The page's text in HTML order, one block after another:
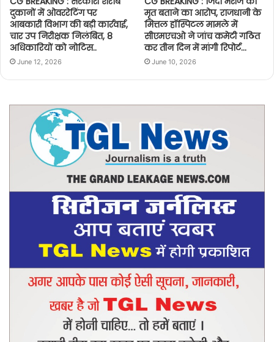
दुकानों में ओवररेटिंग पर
आबकारी विभाग की बड़ी कार्रवाई,
चार उप निरीक्षक निलंबित, 8
अधिकारियों को नोटिस..
June 12, 2026
मृत बताने का आरोप, राजधानी के
मित्तल हॉस्पिटल मामले में
सीएमएचओ ने जांच कमेटी गठित
कर तीन दिन में मांगी रिपोर्ट…
June 10, 2026